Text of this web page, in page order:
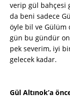
verip gül bahçesi
da beni sadece
öyle bil ve Gülüm
gün bu gündür
pek severim, iyi
gelecek kadar.
Gül Altınok’a